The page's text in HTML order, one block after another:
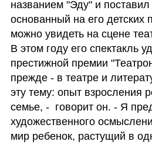
названием "Эду" и поставил
основанный на его детских
можно увидеть на сцене
В этом году его спектакль
престижной премии
прежде - в театре и
эту тему: опыт взросления
семье, -  говорит он. - Я
художественного
мир ребенок, растущий в